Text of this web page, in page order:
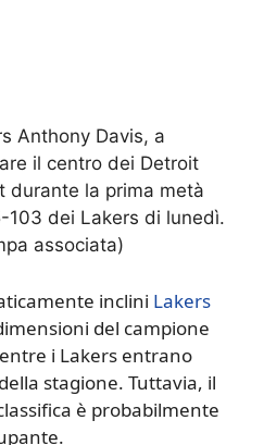
Anthony Davis, a
il centro dei Detroit
durante la prima metà
103 dei Lakers di lunedì.
associata)
inclini Lakers
del campione
i Lakers entrano
stagione. Tuttavia, il
è probabilmente